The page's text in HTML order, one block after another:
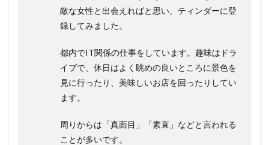
敵な女性と出会えればと思い、ティンダーに登
録してみました。
都内でIT関係の仕事をしています。趣味はドラ
イブで、休日はよく眺めの良いところに景色を
見に行ったり、美味しいお店を回ったりしてい
ます。
周りからは「真面目」「素直」などと言われる
ことが多いです。